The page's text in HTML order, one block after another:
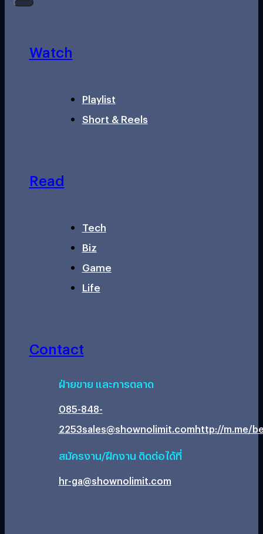
Watch
Playlist
Short & Reels
Read
Tech
Biz
Game
Life
Contact
ฝ่ายขาย และการตลาด
085-848-
2253sales@shownolimit.comhttp://m.me/
สมัครงาน/ฝึกงาน ติดต่อได้ที่
hr-ga@shownolimit.com